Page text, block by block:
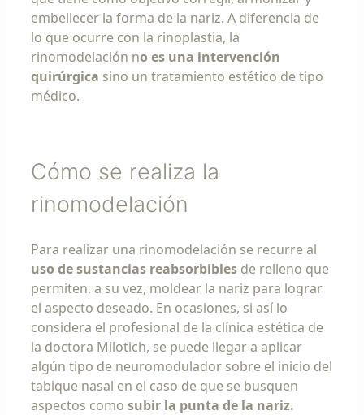
embellecer la forma de la nariz. A diferencia de
lo que ocurre con la rinoplastia, la
rinomodelación no es una intervención
quirúrgica sino un tratamiento estético de tipo
médico.
Cómo se realiza la
rinomodelación
Para realizar una rinomodelación se recurre al
uso de sustancias reabsorbibles de relleno que
permiten, a su vez, moldear la nariz para lograr
el aspecto deseado. En ocasiones, si así lo
considera el profesional de la clínica estética de
la doctora Milotich, se puede llegar a aplicar
algún tipo de neuromodulador sobre el inicio del
tabique nasal en el caso de que se busquen
aspectos como subir la punta de la nariz.